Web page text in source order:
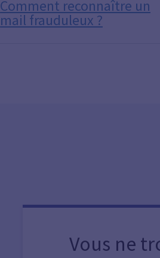
Comment reconnaître un
mail frauduleux ?
Vous ne